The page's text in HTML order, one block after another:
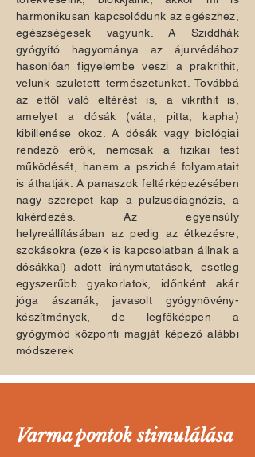
harmonikusan kapcsolódunk az egészhez,
egészségesek vagyunk. A Sziddhák
gyógyító hagyománya az ájurvédához
hasonlóan figyelembe veszi a prakrithit,
velünk született természetünket. Továbbá
az ettől való eltérést is, a vikrithit is,
amelyet a dósák (váta, pitta, kapha)
kibillenése okoz. A dósák vagy biológiai
rendező erők, nemcsak a fizikai test
működését, hanem a psziché folyamatait
is áthatják. A panaszok feltérképezésében
nagy szerepet kap a pulzusdiagnózis, a
kikérdezés. Az egyensúly
helyreállításában az pedig az étkezésre,
szokásokra (ezek is kapcsolatban állnak a
dósákkal) adott iránymutatások, esetleg
egyszerűbb gyakorlatok, időnként akár
jóga ászanák, javasolt gyógynövény-
készítmények, de legfőképpen a
gyógymód központi magját képező alábbi
módszerek
Varma pontok stimulálása